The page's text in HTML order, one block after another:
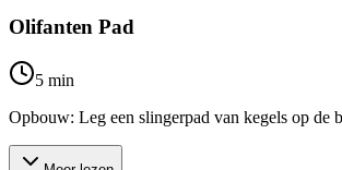
Olifanten Pad
5 min
Opbouw: Leg een slingerpad van kegels op de